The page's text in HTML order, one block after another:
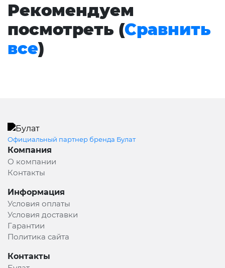
Рекомендуем
посмотреть (Сравнить
все)
Официальный партнер бренда Булат
Компания
О компании
Контакты
Информация
Условия оплаты
Условия доставки
Гарантии
Политика сайта
Контакты